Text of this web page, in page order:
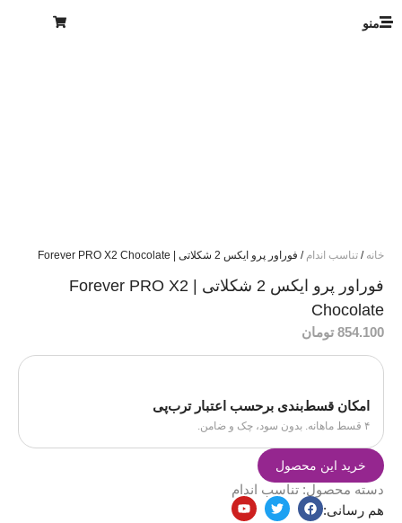
منو
خانه / تناسب اندام / فوراور پرو ایکس 2 شکلاتی | Forever PRO X2 Chocolate
فوراور پرو ایکس 2 شکلاتی | Forever PRO X2
Chocolate
854.100 تومان
امکان قسط‌بندی برحسب اعتبار ترب‌پی
۴ قسط ماهانه. بدون سود، چک و ضامن.
خرید این محصول
دسته محصول: تناسب اندام
هم رسانی: